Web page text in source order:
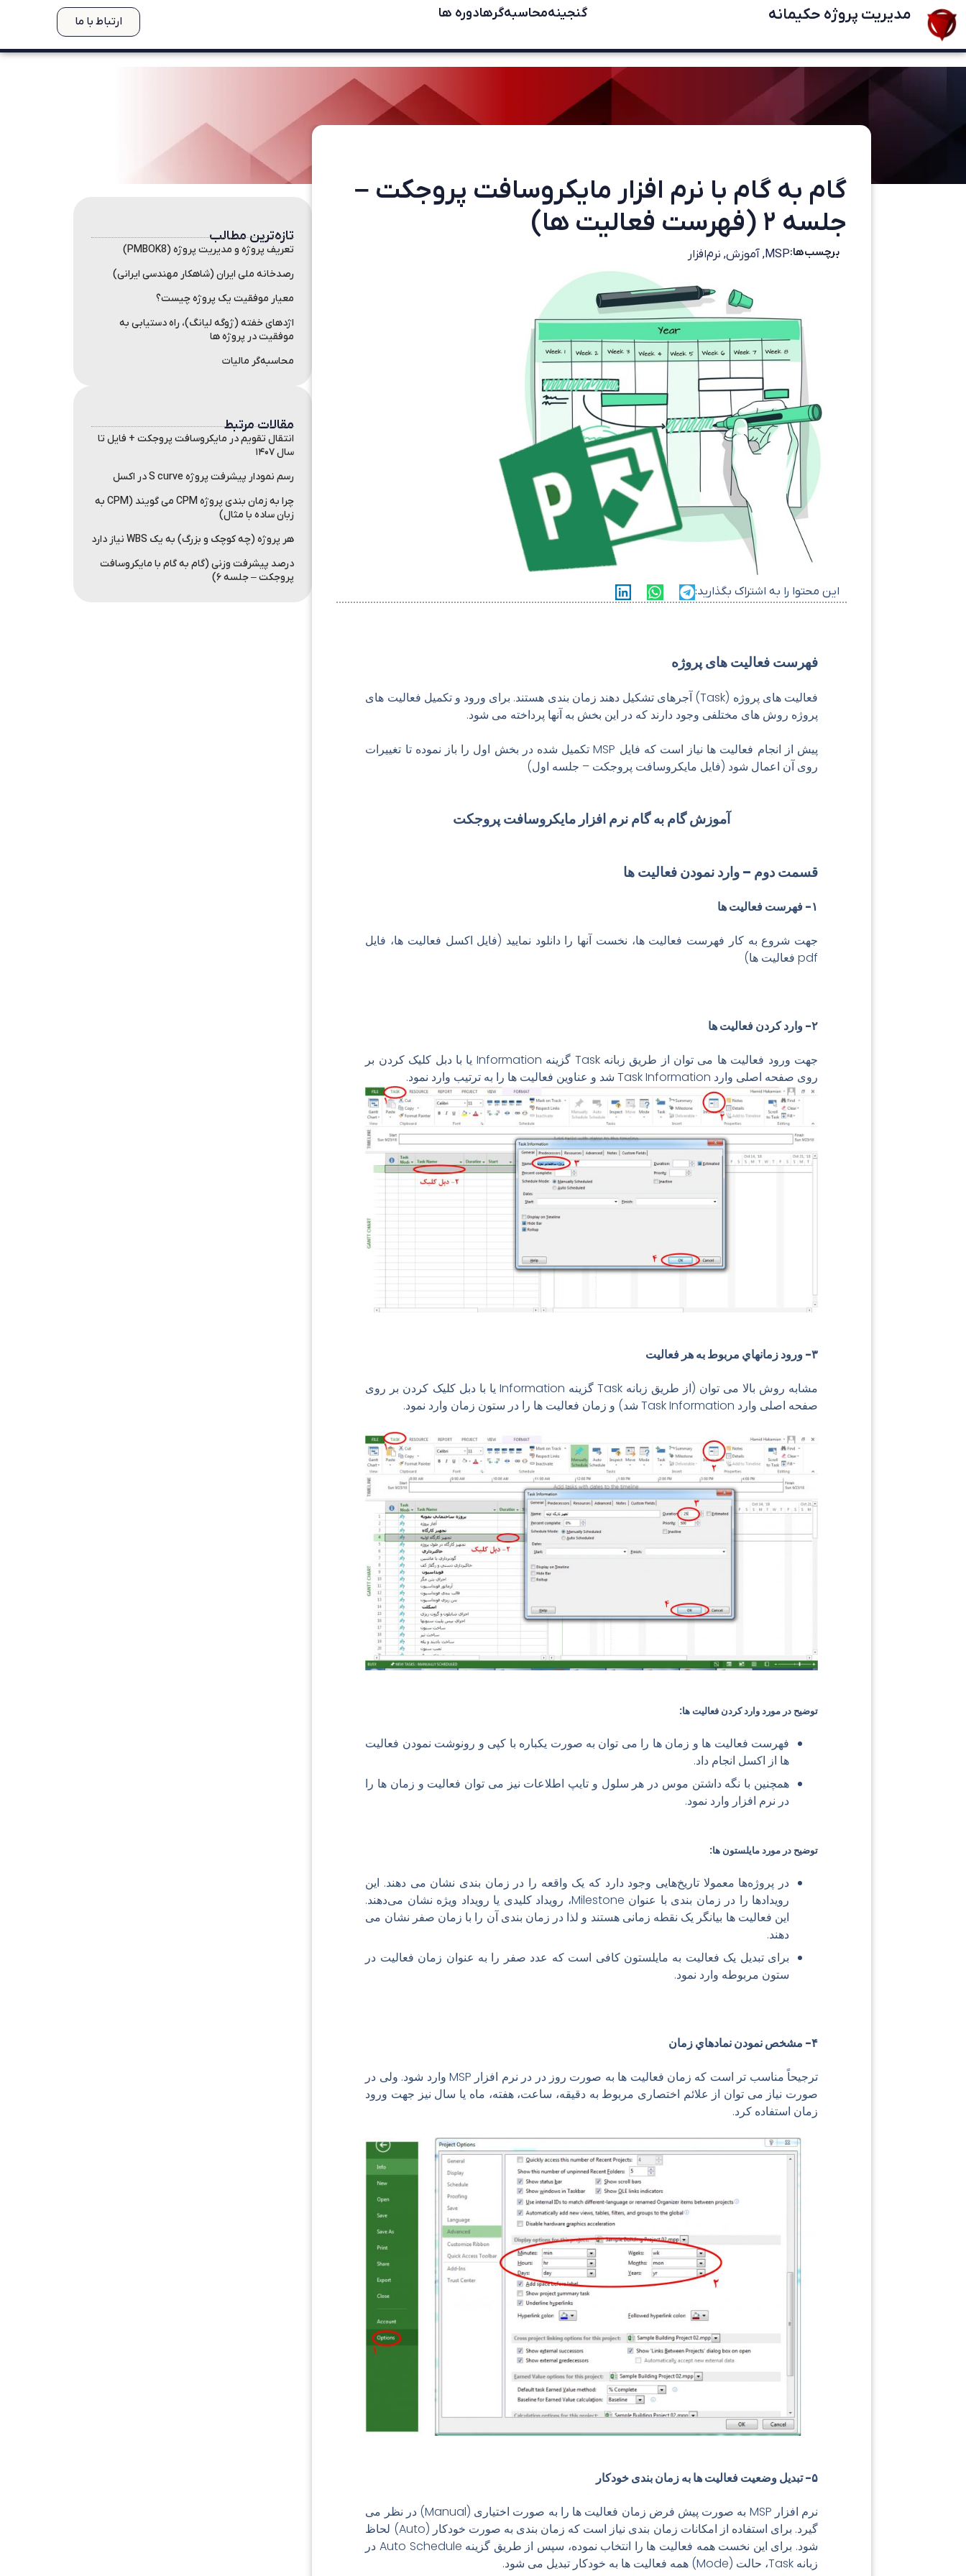
مدیریت پروژه حکیمانه گنجینهمحاسبه‌گرهادوره ها ارتباط با ما
گام به گام با نرم افزار مایکروسافت پروجکت –
جلسه ۲ (فهرست فعالیت ها)
برچسب‌ها:MSP
, آموزش, نرم‌افزار
این محتوا را به اشتراک بگذارید:
فهرست فعالیت های پروژه
فعالیت های پروژه (Task) آجرهای تشکیل دهند زمان بندی هستند. برای ورود و تکمیل فعالیت های
پروژه روش های مختلفی وجود دارند که در این بخش به آنها پرداخته می شود.
پیش از انجام فعالیت ها نیاز است که فایل MSP تکمیل شده در بخش اول را باز نموده تا تغییرات
روی آن اعمال شود (فایل مایکروسافت پروجکت – جلسه اول)
آموزش گام به گام نرم افزار مایکروسافت پروجکت
قسمت دوم – وارد نمودن فعالیت ها
۱- فهرست فعالیت ها
جهت شروع به کار فهرست فعالیت ها، نخست آنها را دانلود نمایید (فایل اکسل فعالیت ها، فایل
pdf فعالیت ها
)
۲- وارد کردن فعالیت ها
جهت ورود فعالیت ها می توان از طریق زبانه Task گزینه Information یا با دبل کلیک کردن بر
روی صفحه اصلی وارد Task Information شد و عناوین فعالیت ها را به ترتیب وارد نمود.
۳- ورود زمانهاي مربوط به هر فعاليت
مشابه روش بالا می توان (از طریق زبانه Task گزینه Information یا با دبل کلیک کردن بر روی
صفحه اصلی وارد Task Information شد) و زمان فعالیت ها را در ستون زمان وارد نمود.
توضيح در مورد وارد کردن فعاليت ها:
فهرست فعالیت ها و زمان ها را می توان به صورت یکباره با کپی و رونوشت نمودن فعالیت
ها از اکسل انجام داد.
همچنین با نگه داشتن موس در هر سلول و تایپ اطلاعات نیز می توان فعالیت و زمان ها را
در نرم افزار وارد نمود.
توضيح در مورد مایلستون ها:
در پروژه‌ها معمولا تاریخ‌هایی وجود دارد که یک واقعه را در زمان بندی نشان می دهند. این
رویدادها را در زمان بندی با عنوان Milestone، رویداد کلیدی یا رویداد ویژه نشان می‌دهند.
این فعالیت ها بیانگر یک نقطه زمانی هستند و لذا در زمان بندی آن را با زمان صفر نشان می
دهند.
برای تبدیل یک فعالیت به مایلستون کافی است که عدد صفر را به عنوان زمان فعالیت در
ستون مربوطه وارد نمود.
۴- مشخص نمودن نمادهاي زمان
ترجیحاً مناسب تر است که زمان فعالیت ها به صورت روز در در نرم افزار MSP وارد شود. ولی در
صورت نیاز می توان از علائم اختصاری مربوط به دقیقه، ساعت، هفته، ماه یا سال نیز جهت ورود
زمان استفاده کرد.
۵- تبدیل وضعیت فعالیت ها به زمان بندی خودکار
نرم افزار MSP به صورت پیش فرض زمان فعالیت ها را به صورت اختیاری (Manual) در نظر می
گیرد. برای استفاده از امکانات زمان بندی نیاز است که زمان بندی به صورت خودکار (Auto) لحاظ
شود. برای این نخست همه فعالیت ها را انتخاب نموده، سپس از طریق گزینه
Auto Schedule در
زبانه Task، حالت (Mode) همه فعالیت ها به خودکار تبدیل می شود.
تازه‌ترین مطالب
تعریف پروژه و مدیریت پروژه (PMBOK8)
رصدخانه ملی ایران (شاهکار مهندسی ایرانی)
معیار موفقیت یک پروژه چیست؟
اژدهای خفته (ژوگه لیانگ)، راه دستیابی به
موفقیت در پروژه ها
محاسبه‌گر مالیات
مقالات مرتبط
انتقال تقویم در مایکروسافت پروجکت + فایل تا
سال ۱۴۰۷
رسم نمودار پیشرفت پروژه S curve در اکسل
چرا به زمان بندی پروژه CPM می گویند (CPM به
زبان ساده با مثال)
هر پروژه (چه کوچک و بزرگ) به یک WBS نیاز دارد
درصد پیشرفت وزنی (گام به گام با مایکروسافت
پروجکت – جلسه ۶)